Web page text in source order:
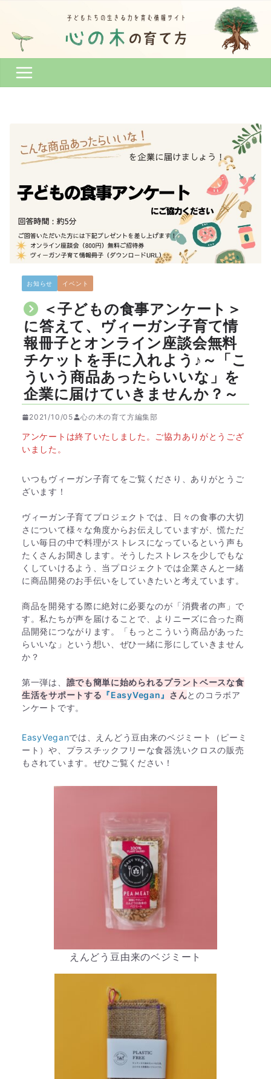
お知らせ イベント
＜子どもの食事アンケート＞
に答えて、ヴィーガン子育て情
報冊子とオンライン座談会無料
チケットを手に入れよう♪～「こ
ういう商品あったらいいな」を
企業に届けていきませんか？～
2021/10/05 心の木の育て方編集部
アンケートは終了いたしました。ご協力ありがとうござ
いました。
いつもヴィーガン子育てをご覧くださり、ありがとうご
ざいます！
ヴィーガン子育てプロジェクトでは、日々の食事の大切
さについて様々な角度からお伝えしていますが、慌ただ
しい毎日の中で料理がストレスになっているという声も
たくさんお聞きします。そうしたストレスを少しでもな
くしていけるよう、当プロジェクトでは企業さんと一緒
に商品開発のお手伝いをしていきたいと考えています。
商品を開発する際に絶対に必要なのが「消費者の声」で
す。私たちが声を届けることで、よりニーズに合った商
品開発につながります。「もっとこういう商品があった
らいいな」という想い、ぜひ一緒に形にしていきません
か？
第一弾は、 誰でも簡単に始められるプラントベースな食
生活をサポートする 『EasyVegan』 さんとのコラボア
ンケートです。
EasyVeganでは、えんどう豆由来のベジミート（ピーミ
ート）や、プラスチックフリーな食器洗いクロスの販売
もされています。ぜひご覧ください！
えんどう豆由来のベジミート